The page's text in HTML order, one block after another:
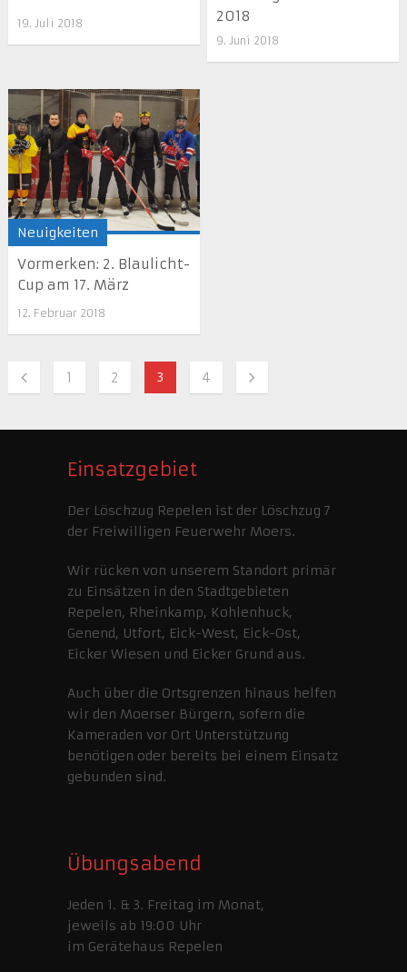
19. Juli 2018
2018
9. Juni 2018
Neuigkeiten
Vormerken: 2. Blaulicht-
Cup am 17. März
12. Februar 2018
1 2 3 4
Einsatzgebiet
Der Löschzug Repelen ist der Löschzug 7
der Freiwilligen Feuerwehr Moers.
Wir rücken von unserem Standort primär
zu Einsätzen in den Stadtgebieten
Repelen, Rheinkamp, Kohlenhuck,
Genend, Utfort, Eick-West, Eick-Ost,
Eicker Wiesen und Eicker Grund aus.
Auch über die Ortsgrenzen hinaus helfen
wir den Moerser Bürgern, sofern die
Kameraden vor Ort Unterstützung
benötigen oder bereits bei einem Einsatz
gebunden sind.
Übungsabend
Jeden 1. & 3. Freitag im Monat,
jeweils ab 19:00 Uhr
im Gerätehaus Repelen